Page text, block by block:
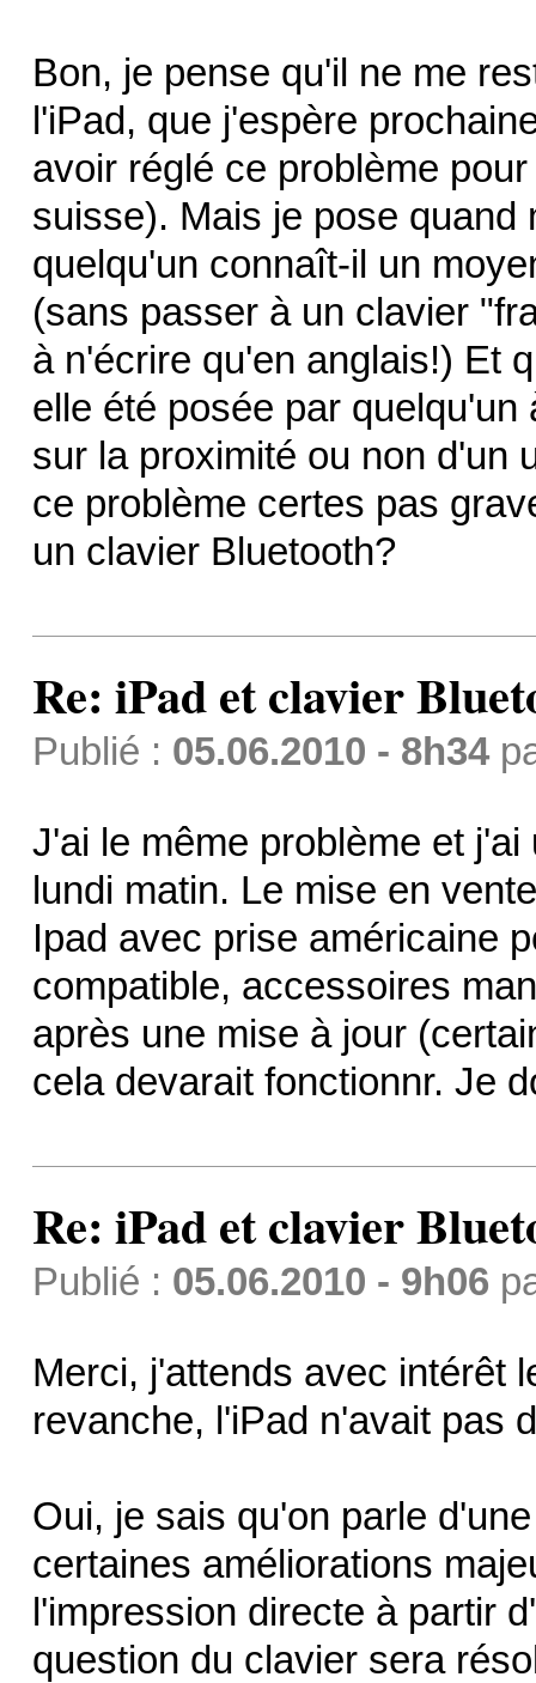
Bon, je pense qu'il ne me
l'iPad, que j'espère
avoir réglé ce problème
suisse). Mais je pose quand
quelqu'un connaît-il un
(sans passer à un clavier
à n'écrire qu'en anglais!) Et
elle été posée par
sur la proximité ou non d'un
ce problème certes pas
un clavier Bluetooth?
Re: iPad et clavier
Publié : 05.06.2010 - 8h34
J'ai le même problème et
lundi matin. Le mise en
Ipad avec prise américaine
compatible, accessoires
après une mise à jour
cela devarait fonctionnr. Je
Re: iPad et clavier
Publié : 05.06.2010 - 9h06
Merci, j'attends avec intérêt
revanche, l'iPad n'avait pas
Oui, je sais qu'on parle
certaines améliorations
l'impression directe à partir
question du clavier sera